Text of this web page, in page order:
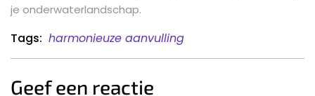
je onderwaterlandschap.
Tags: harmonieuze aanvulling
Geef een reactie